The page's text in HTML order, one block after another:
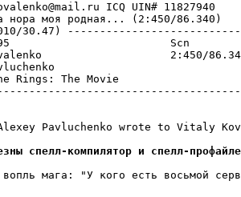
ICQ UIN# 11827940
нора моя pодная... (2:450/86.340)
30.47)
из 1295
2:450/
Of The
Pavluchenko wrote to Vitaly
спелл-компилятоp и спелл-
вопль мага: "У кого есть восьмой